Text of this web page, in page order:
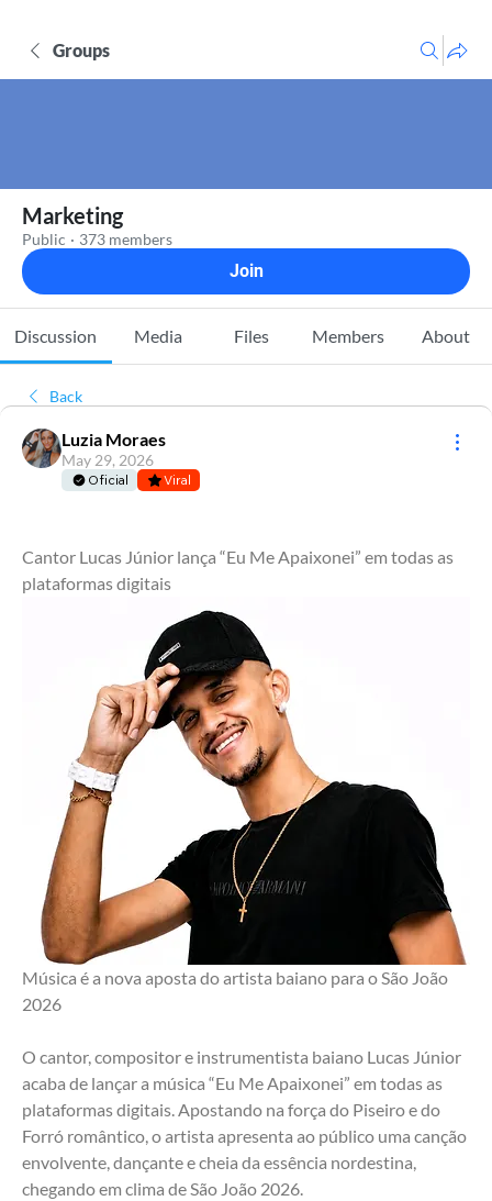
Groups
Marketing
Public · 373 members
Join
Discussion Media Files Members About
Back
Luzia Moraes
May 29, 2026
Oficial Viral
Cantor Lucas Júnior lança “Eu Me Apaixonei” em todas as
plataformas digitais
Música é a nova aposta do artista baiano para o São João
2026
O cantor, compositor e instrumentista baiano Lucas Júnior
acaba de lançar a música “Eu Me Apaixonei” em todas as
plataformas digitais. Apostando na força do Piseiro e do
Forró romântico, o artista apresenta ao público uma canção
envolvente, dançante e cheia da essência nordestina,
chegando em clima de São João 2026.